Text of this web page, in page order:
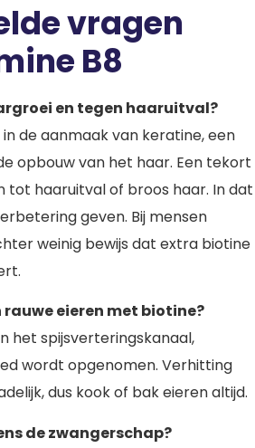
vragen
B8
en tegen haaruitval?
de aanmaak van keratine, een
opbouw van het haar. Een tekort
tot haaruitval of broos haar. In dat
geven. Bij mensen
weinig bewijs dat extra biotine
eieren met biotine?
het spijsverteringskanaal,
wordt opgenomen. Verhitting
dus kook of bak eieren altijd.
de zwangerschap?